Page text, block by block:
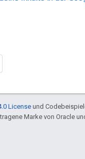
License und
Marke von Oracle